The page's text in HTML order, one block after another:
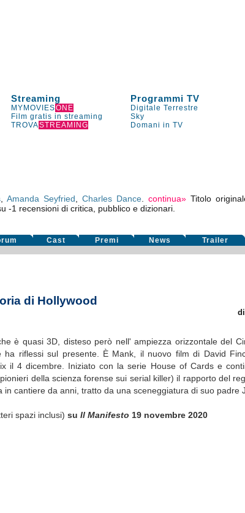
Streaming Programmi TV
MYMOVIESONE Digitale Terrestre
Film gratis in streaming Sky
TROVASTREAMING Domani in TV
,Amanda Seyfried Charles Dance. continua» Titolo
-1 recensioni di critica, pubblico e dizionari.
Cast Premi News Trailer
di Hollywood
è quasi 3D, disteso però nell' ampiezza orizzontale del
ha riflessi sul presente. È Mank, il nuovo film di David
il 4 dicembre. Iniziato con la serie House of Cards e
della scienza forense sui serial killer) il rapporto del
cantiere da anni, tratto da una sceneggiatura di suo padre
spazi inclusi)suIl Manifesto 19 novembre 2020